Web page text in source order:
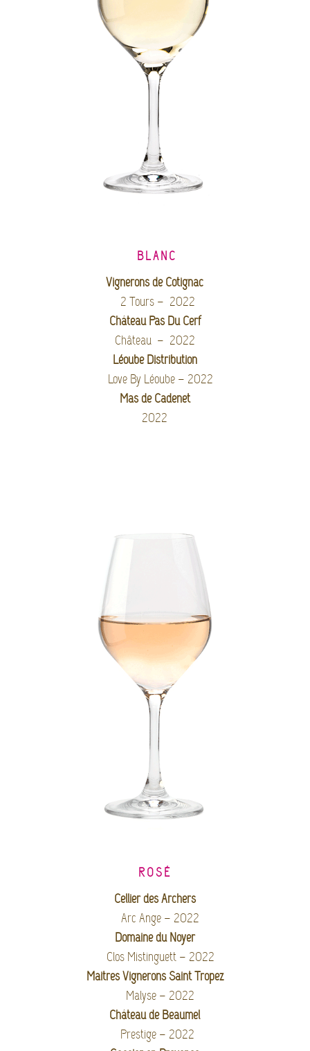
BLANC
Vignerons de Cotignac
2 Tours – 2022
Château Pas Du Cerf
Château – 2022
Léoube Distribution
Love By Léoube – 2022
Mas de Cadenet
2022
ROSÉ
Cellier des Archers
Arc Ange – 2022
Domaine du Noyer
Clos Mistinguett – 2022
Maitres Vignerons Saint Tropez
Malyse – 2022
Château de Beaumel
Prestige – 2022